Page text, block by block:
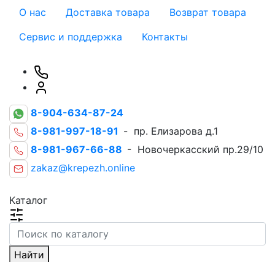
О нас Доставка товара
Возврат товара
Сервис и поддержка
Контакты
8-904-634-87-24
8-981-997-18-91 - пр. Елизарова д.1
8-981-967-66-88 - Новочеркасский пр.29/10
zakaz@krepezh.online
Каталог
Найти